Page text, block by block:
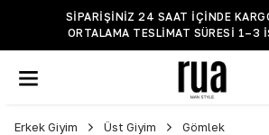
SIPARIŞINIZ 24 SAAT IÇINDE
ORTALAMA TESLIMAT SÜRESI 1–3
Erkek Giyim Üst Giyim Gömlek